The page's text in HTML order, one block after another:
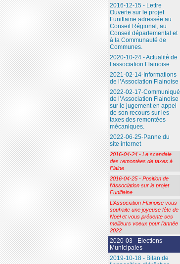
2016-12-15 - Lettre
Ouverte sur le projet
Funiflaine adressée au
Conseil Régional, au
Conseil départemental et
à la Communauté de
Communes.
2020-10-24 - Actualité de
l’association Flainoise
2021-02-14-Informations
de l’Association Flainoise
2022-02-17-Communiqué
de l’Association Flainoise
sur le jugement en appel
de son recours sur les
taxes des remontées
mécaniques.
2022-06-25-Panne du
site internet
2016-04-24 - Le scandale
des remontées de taxes à
Flaine
2016-04-25 - Position de
l’Association sur le projet
Funiflaine
L’Association Flainoise vous
souhaite une joyeuse fête de
Noël et vous présente ses
meilleurs voeux pour l’année
2022
2020-03 - Elections
Municipales
2019-10-18 - Bilan de